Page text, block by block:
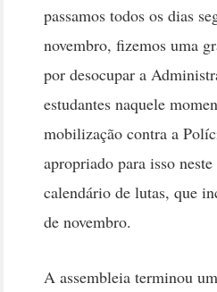
passamos todos os dias
novembro, fizemos uma
por desocupar a
estudantes naquele
mobilização contra a
apropriado para isso
calendário de lutas, que
de novembro.
A assembleia terminou